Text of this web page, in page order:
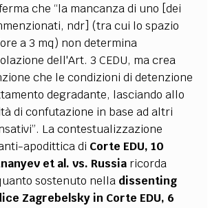
che “la mancanza di uno [dei
ndr] (tra cui lo spazio
a 3 mq) non determina
dell'Art. 3 CEDU, ma crea
che le condizioni di detenzione
degradante, lasciando allo
di confutazione in base ad altri
La contestualizzazione
apodittica di Corte EDU, 10
et al. vs. Russia ricorda
sostenuto nella dissenting
Zagrebelsky in Corte EDU, 6